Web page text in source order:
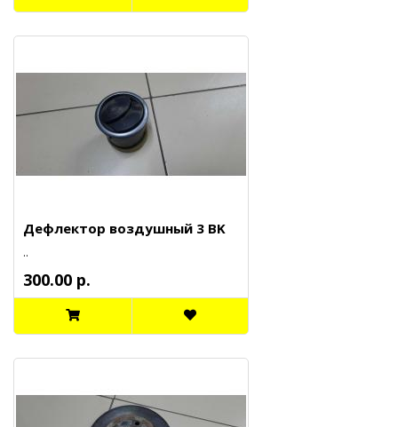
Дефлектор воздушный 3 BK
..
300.00 р.